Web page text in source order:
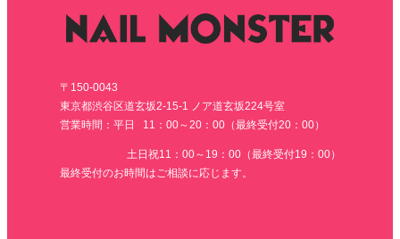
〒150-0043
東京都渋谷区道玄坂2-15-1 ノア道玄坂224号室
営業時間：平日 11：00～20：00（最終受付20：00）
土日祝11：00～19：00（最終受付19：00）
最終受付のお時間はご相談に応じます。